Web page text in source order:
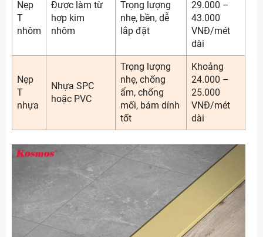
Nẹp
T
nhôm
Được làm từ
hợp kim
nhôm
Trọng lượng
nhẹ, bền, dễ
lắp đặt
29.000 –
43.000
VNĐ/mét
dài
Nẹp
T
nhựa
Nhựa SPC
hoặc PVC
Trọng lượng
nhẹ, chống
ẩm, chống
mối, bám dính
tốt
Khoảng
24.000 –
25.000
VNĐ/mét
dài